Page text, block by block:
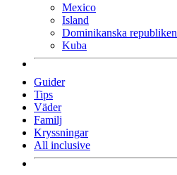
Mexico
Island
Dominikanska republiken
Kuba
Guider
Tips
Väder
Familj
Kryssningar
All inclusive